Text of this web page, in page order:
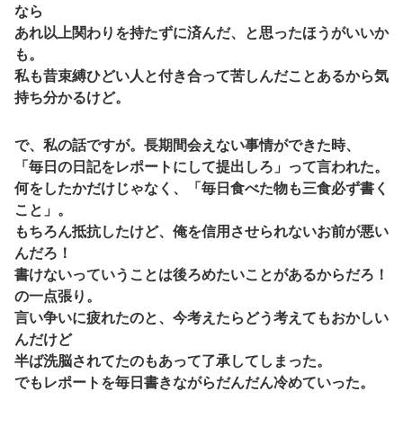
なら
あれ以上関わりを持たずに済んだ、と思ったほうがいいか
も。
私も昔束縛ひどい人と付き合って苦しんだことあるから気
持ち分かるけど。
で、私の話ですが。長期間会えない事情ができた時、
「毎日の日記をレポートにして提出しろ」って言われた。
何をしたかだけじゃなく、「毎日食べた物も三食必ず書く
こと」。
もちろん抵抗したけど、俺を信用させられないお前が悪い
んだろ！
書けないっていうことは後ろめたいことがあるからだろ！
の一点張り。
言い争いに疲れたのと、今考えたらどう考えてもおかしい
んだけど
半ば洗脳されてたのもあって了承してしまった。
でもレポートを毎日書きながらだんだん冷めていった。